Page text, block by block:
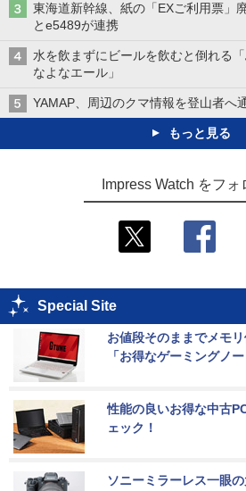
東海道新幹線、紙の「EXご利用票」
とe5489が連携
水を飲まずにビールを飲むと倒れる
なよなエール」
YAMAP、周辺のクマ情報を登山者へ
もっと見る
Impress Watch をフォ
Special Site
お値段そのままでメモ
「お得なゲーミングノー
性能の良いお得な中古
ェック！
ソニーミラーレス一眼